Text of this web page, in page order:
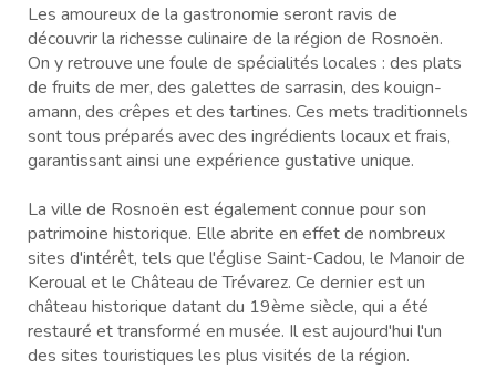
Les amoureux de la gastronomie seront ravis de
découvrir la richesse culinaire de la région de Rosnoën.
On y retrouve une foule de spécialités locales : des plats
de fruits de mer, des galettes de sarrasin, des kouign-
amann, des crêpes et des tartines. Ces mets traditionnels
sont tous préparés avec des ingrédients locaux et frais,
garantissant ainsi une expérience gustative unique.
La ville de Rosnoën est également connue pour son
patrimoine historique. Elle abrite en effet de nombreux
sites d'intérêt, tels que l'église Saint-Cadou, le Manoir de
Keroual et le Château de Trévarez. Ce dernier est un
château historique datant du 19ème siècle, qui a été
restauré et transformé en musée. Il est aujourd'hui l'un
des sites touristiques les plus visités de la région.